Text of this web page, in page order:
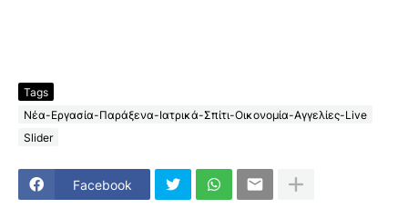
Tags
Νέα-Εργασία-Παράξενα-Ιατρικά-Σπίτι-Οικονομία-Αγγελίες-Live
Slider
Facebook